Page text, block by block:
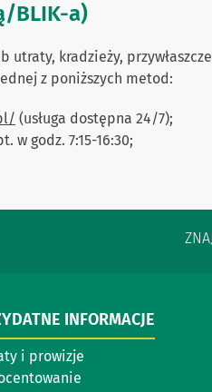
BLIK-a)
kradzieży,
z poniższych metod:
(usługa dostępna 24/7);
w godz. 7:15-16:30;
INFORMACJE
i prowizje